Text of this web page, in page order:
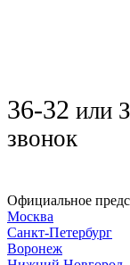
36-32 или
звонок
Официальное
Москва
Санкт-Петербург
Воронеж